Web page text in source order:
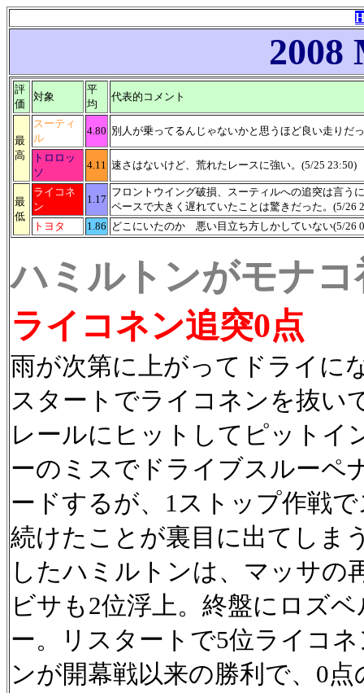
2008
評
価
対象
平
均
代表的コメント
最
高
スーティ
ル
4.80 別人が乗ってるんじゃないかと思うほど良い走りだ
トロロッ
ソ
4.11 速さはないけど、荒れたレースに強い。(5/25 23:50)
最
低
ライコネ
ン
1.17
フロントウイング破損、スーティルへの追突は言う
ペースで大きく遅れていたことは驚きだった。(5/26
トヨタ
1.86 どこにいたのか 悪い目立ち方しかしていない(5/26
ハミルトンがモナコ
ライコネン追突0点
雨が次第に上がってドライに
スタートでライコネンを抜い
レールにヒットしてピットイ
ーのミスでドライブスルーペ
ードするが、1ストップ作戦
続けたことが裏目に出てしま
したハミルトンは、マッサの
ビサも2位浮上。終盤にロズ
ー。リスタートで5位ライコ
ンが開幕戦以来の勝利で、0